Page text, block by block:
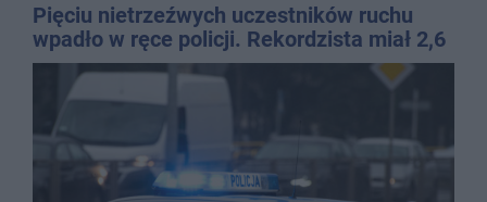
Pięciu nietrzeźwych uczestników ruchu
wpadło w ręce policji. Rekordzista miał 2,6
promila